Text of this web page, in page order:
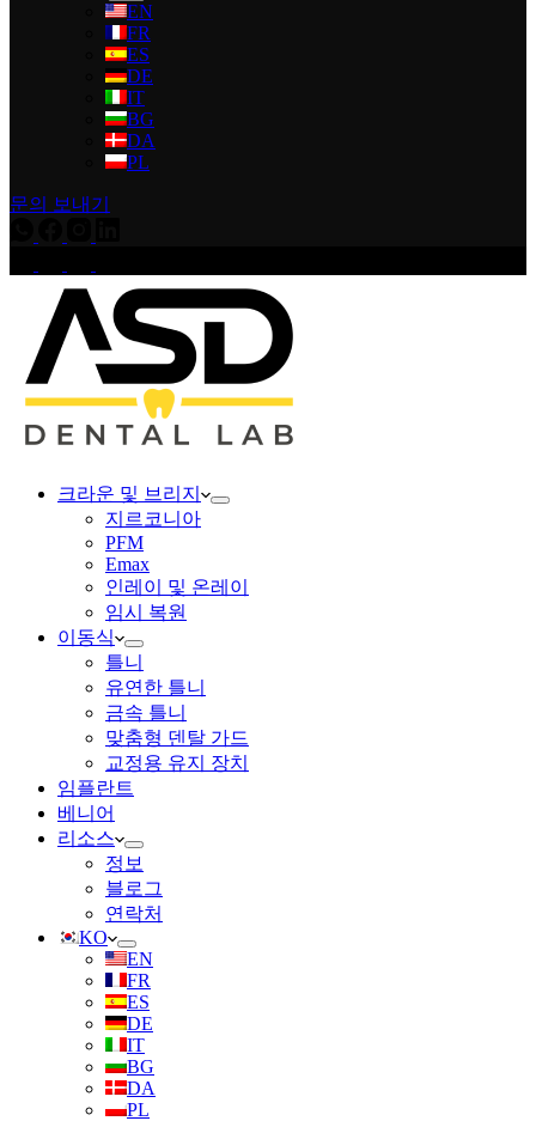
EN
FR
ES
DE
IT
BG
DA
PL
문의 보내기
크라운 및 브리지
지르코니아
PFM
Emax
인레이 및 온레이
임시 복원
이동식
틀니
유연한 틀니
금속 틀니
맞춤형 덴탈 가드
교정용 유지 장치
임플란트
베니어
리소스
정보
블로그
연락처
KO
EN
FR
ES
DE
IT
BG
DA
PL